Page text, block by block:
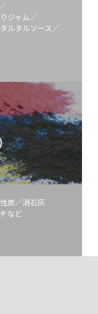
ジャム／
ルタルソース／
炭／消石灰
など